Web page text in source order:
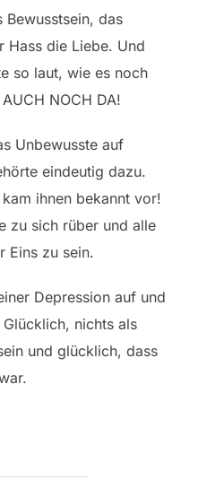
Bewusstsein, das
Hass die Liebe. Und
so laut, wie es noch
NOCH DA!
Unbewusste auf
eindeutig dazu.
ihnen bekannt vor!
zu sich rüber und alle
Eins zu sein.
Depression auf und
nichts als
und glücklich, dass